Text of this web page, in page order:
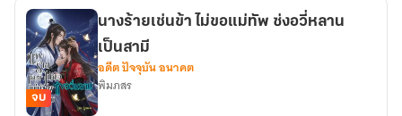
จบ
นางร้ายเช่นข้า ไม่ขอแม่ทัพ ซ่งอวี่หลาน
เป็นสามี
อดีต ปัจจุบัน อนาคต
พิมภสร